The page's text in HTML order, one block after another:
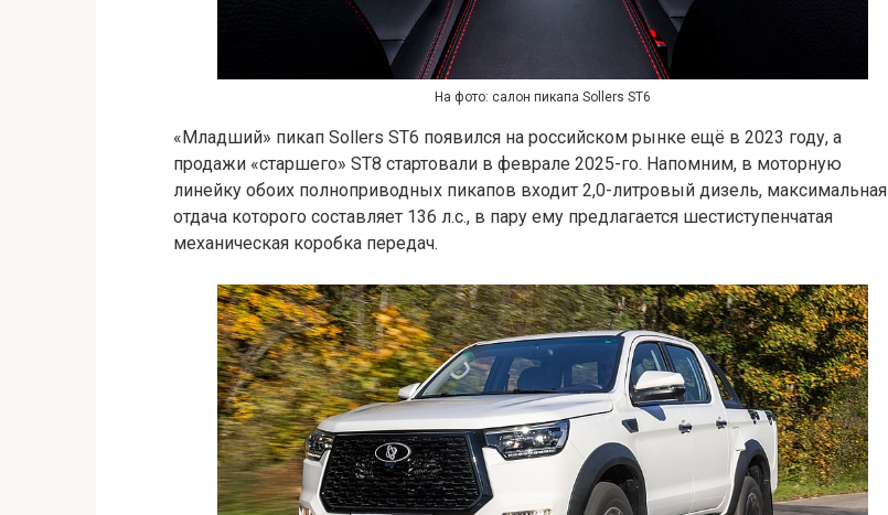
На фото: салон пикапа Sollers ST6
«Младший» пикап Sollers ST6 появился на российском рынке ещё в 2023 году, а
продажи «старшего» ST8 стартовали в феврале 2025-го. Напомним, в моторную
линейку обоих полноприводных пикапов входит 2,0-литровый дизель, максимальная
отдача которого составляет 136 л.с., в пару ему предлагается шестиступенчатая
механическая коробка передач.